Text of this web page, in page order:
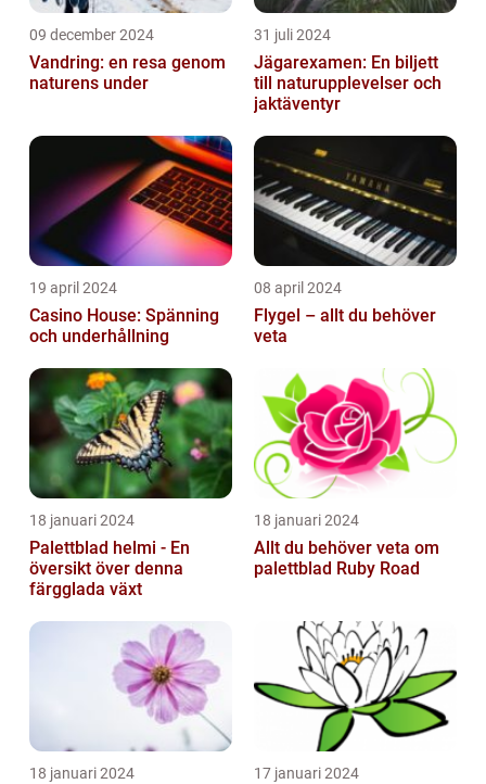
09 december 2024
Vandring: en resa genom
naturens under
31 juli 2024
Jägarexamen: En biljett
till naturupplevelser och
jaktäventyr
19 april 2024
Casino House: Spänning
och underhållning
08 april 2024
Flygel – allt du behöver
veta
18 januari 2024
Palettblad helmi - En
översikt över denna
färgglada växt
18 januari 2024
Allt du behöver veta om
palettblad Ruby Road
18 januari 2024 17 januari 2024